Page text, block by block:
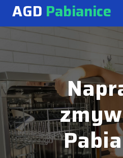
AGD Pabianice